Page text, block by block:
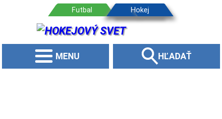
MENU HĽADAŤ